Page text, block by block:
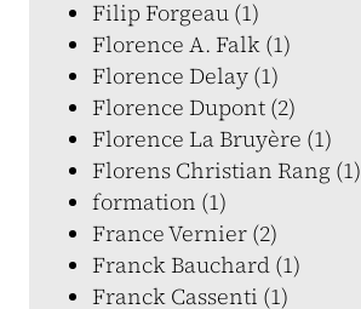
Filip Forgeau (1)
Florence A. Falk (1)
Florence Delay (1)
Florence Dupont (2)
Florence La Bruyère (1)
Florens Christian Rang (1)
formation (1)
France Vernier (2)
Franck Bauchard (1)
Franck Cassenti (1)